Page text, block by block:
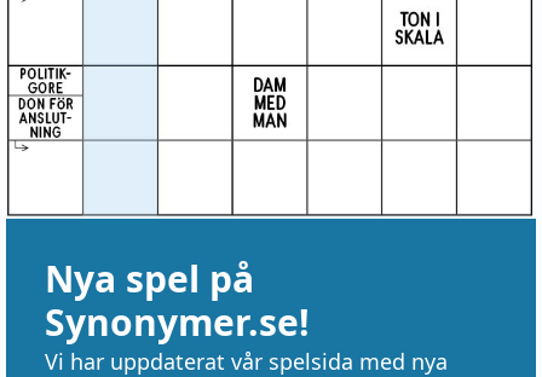
Nya spel på
Synonymer.se!
Vi har uppdaterat vår spelsida med nya